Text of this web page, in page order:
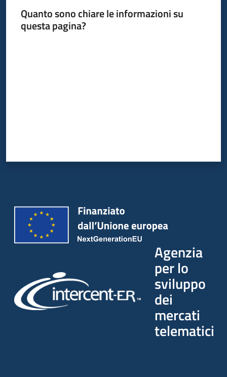
Quanto sono chiare le informazioni su
questa pagina?
Agenzia
per lo
sviluppo
dei
mercati
telematici